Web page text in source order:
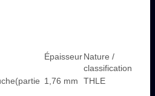
ÉpaisseurNature /
classification
1,76 mm THLE